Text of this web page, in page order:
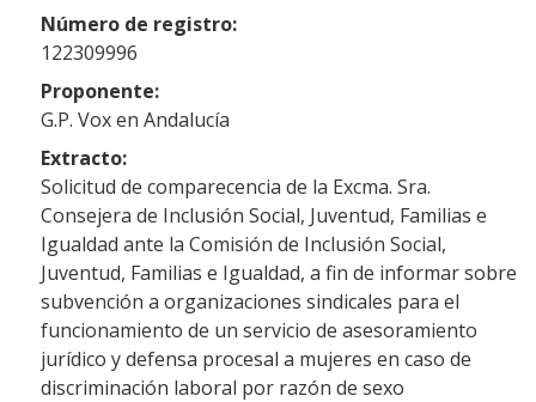
Número de registro:
122309996
Proponente:
G.P. Vox en Andalucía
Extracto:
Solicitud de comparecencia de la Excma. Sra.
Consejera de Inclusión Social, Juventud, Familias e
Igualdad ante la Comisión de Inclusión Social,
Juventud, Familias e Igualdad, a fin de informar sobre
subvención a organizaciones sindicales para el
funcionamiento de un servicio de asesoramiento
jurídico y defensa procesal a mujeres en caso de
discriminación laboral por razón de sexo